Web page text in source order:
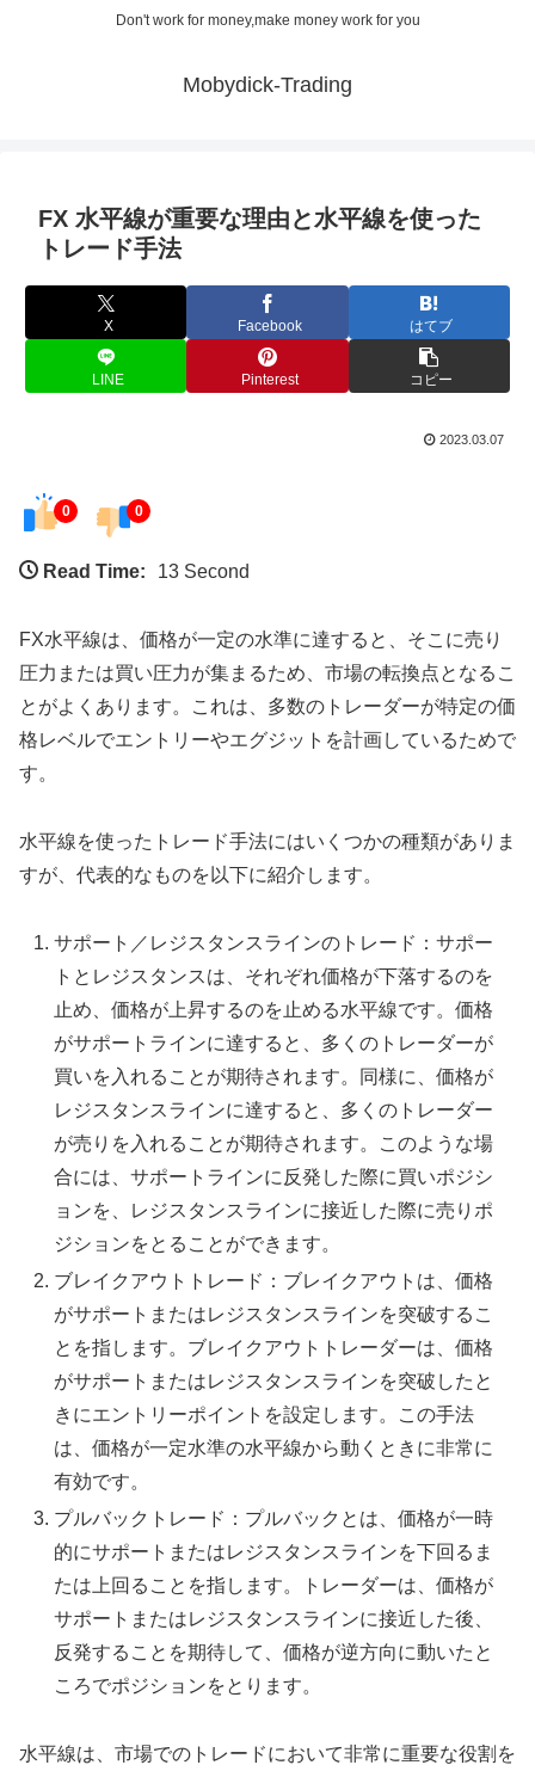
Don't work for money,make money work for you
Mobydick-Trading
FX 水平線が重要な理由と水平線を使った
トレード手法
X Facebook はてブ
LINE Pinterest コピー
2023.03.07
0 0
Read Time: 13 Second
FX水平線は、価格が一定の水準に達すると、そこに売り
圧力または買い圧力が集まるため、市場の転換点となるこ
とがよくあります。これは、多数のトレーダーが特定の価
格レベルでエントリーやエグジットを計画しているためで
す。
水平線を使ったトレード手法にはいくつかの種類がありま
すが、代表的なものを以下に紹介します。
サポート／レジスタンスラインのトレード：サポー
トとレジスタンスは、それぞれ価格が下落するのを
止め、価格が上昇するのを止める水平線です。価格
がサポートラインに達すると、多くのトレーダーが
買いを入れることが期待されます。同様に、価格が
レジスタンスラインに達すると、多くのトレーダー
が売りを入れることが期待されます。このような場
合には、サポートラインに反発した際に買いポジシ
ョンを、レジスタンスラインに接近した際に売りポ
ジションをとることができます。
ブレイクアウトトレード：ブレイクアウトは、価格
がサポートまたはレジスタンスラインを突破するこ
とを指します。ブレイクアウトトレーダーは、価格
がサポートまたはレジスタンスラインを突破したと
きにエントリーポイントを設定します。この手法
は、価格が一定水準の水平線から動くときに非常に
有効です。
プルバックトレード：プルバックとは、価格が一時
的にサポートまたはレジスタンスラインを下回るま
たは上回ることを指します。トレーダーは、価格が
サポートまたはレジスタンスラインに接近した後、
反発することを期待して、価格が逆方向に動いたと
ころでポジションをとります。
水平線は、市場でのトレードにおいて非常に重要な役割を